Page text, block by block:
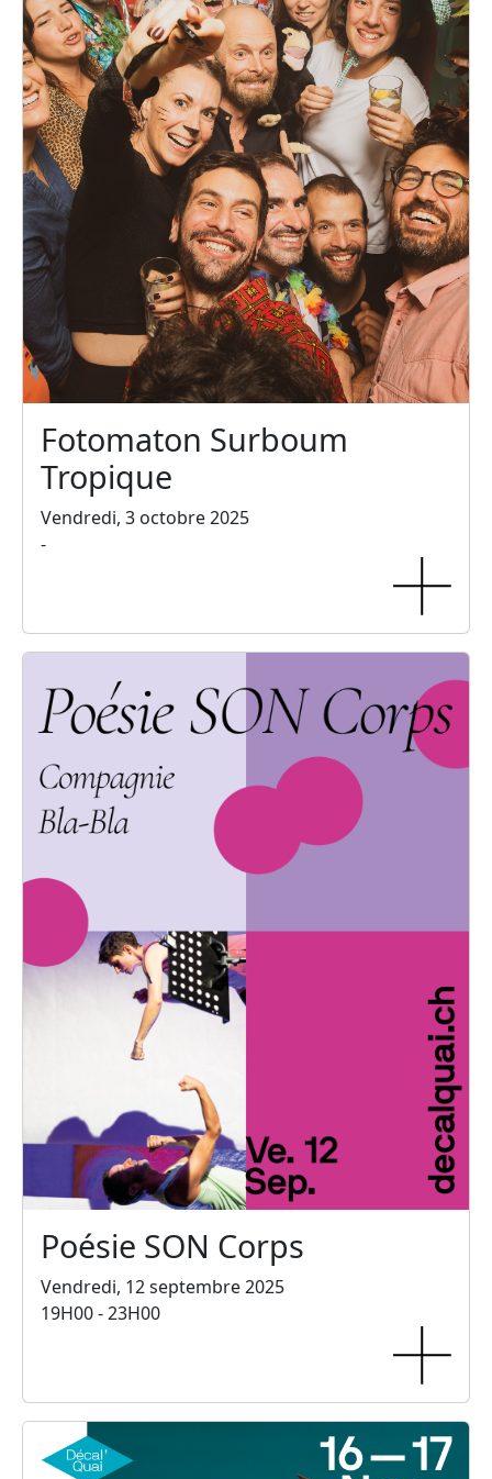
Fotomaton Surboum
Tropique
Vendredi, 3 octobre 2025
-
Poésie SON Corps
Vendredi, 12 septembre 2025
19H00 - 23H00